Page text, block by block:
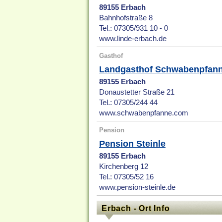
89155 Erbach
Bahnhofstraße 8
Tel.: 07305/931 10 - 0
www.linde-erbach.de
Gasthof
Landgasthof
89155 Erbach
Donaustetter Straße 21
Tel.: 07305/244 44
www.schwabenpfanne.com
Pension
Pension Steinle
89155 Erbach
Kirchenberg 12
Tel.: 07305/52 16
www.pension-steinle.de
Erbach - Ort Info